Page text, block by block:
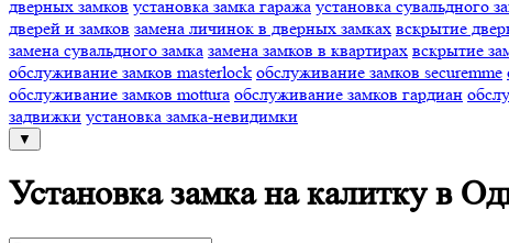
дверных замков установка замка гаража установка сувальдного
дверей и замков замена личинок в дверных замках вскрытие
замена сувальдного замка замена замков в квартирах вскрытие
обслуживание замков masterlock обслуживание замков securemme
обслуживание замков mottura обслуживание замков гардиан
задвижки установка замка-невидимки
▼
Установка замка на калитку в